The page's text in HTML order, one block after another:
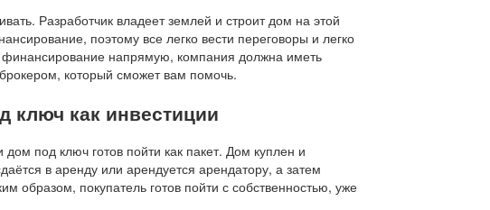
Разработчик владеет землей и строит дом на этой
поэтому все легко вести переговоры и легко
финансирование напрямую, компания должна иметь
который сможет вам помочь.
ключ как инвестиции
под ключ готов пойти как пакет. Дом куплен и
в аренду или арендуется арендатору, а затем
образом, покупатель готов пойти с собственностью, уже